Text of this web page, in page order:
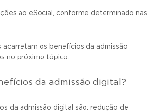
ao eSocial, conforme determinado nas
acarretam os benefícios da admissão
no próximo tópico.
da admissão digital?
da admissão digital são: redução de